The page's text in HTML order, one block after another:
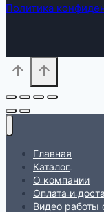
Политика
Главная
Каталог
О компании
Оплата и
Видео работы